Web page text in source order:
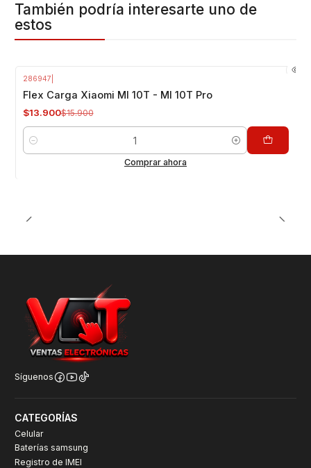
También podría interesarte uno de
estos
286947
Flex Carga Xiaomi MI 10T - MI 10T Pro
$13.900$15.900
Cantidad
Comprar ahora
Síguenos
CATEGORÍAS
Celular
Baterías samsung
Registro de IMEI